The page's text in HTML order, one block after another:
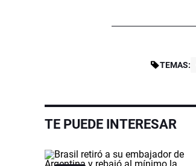
TEMAS:
TE PUEDE INTERESAR